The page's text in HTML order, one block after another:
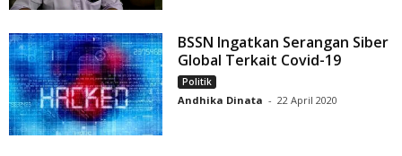
BSSN Ingatkan Serangan Siber
Global Terkait Covid-19
Politik
Andhika Dinata - 22 April 2020